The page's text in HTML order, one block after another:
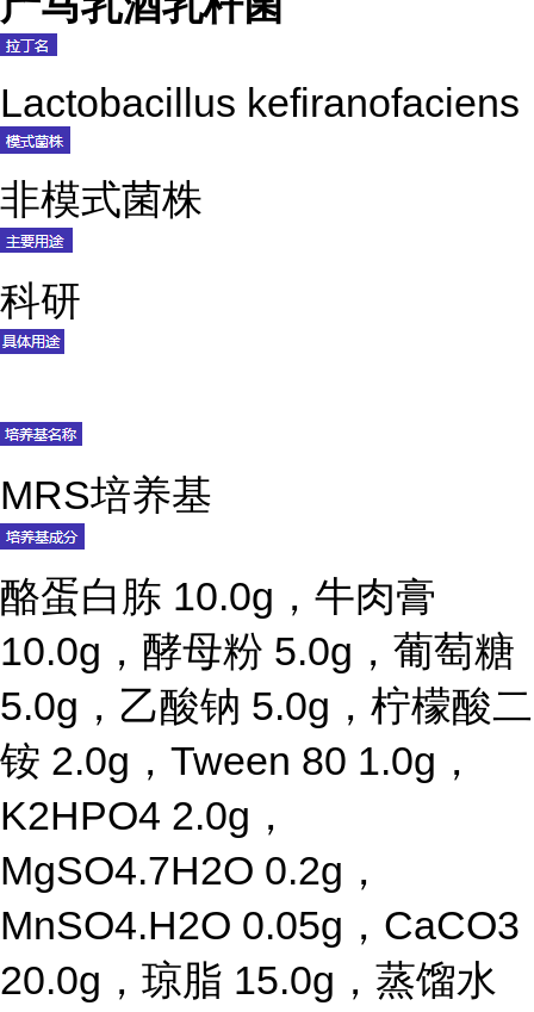
Lactobacillus kefiranofaciens
非模式菌株
科研
MRS培养基
酪蛋白胨 10.0g，牛肉膏
10.0g，酵母粉 5.0g，葡萄糖
5.0g，乙酸钠 5.0g，柠檬酸二
铵 2.0g，Tween 80 1.0g，
K2HPO4 2.0g，
MgSO4.7H2O 0.2g，
MnSO4.H2O 0.05g，CaCO3
20.0g，琼脂 15.0g，蒸馏水